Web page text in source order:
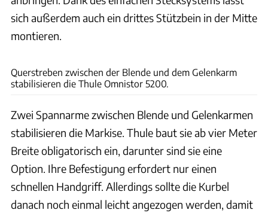
sich außerdem auch ein drittes Stützbein in der Mitte
montieren.
Querstreben zwischen der Blende und dem Gelenkarm
stabilisieren die Thule Omnistor 5200.
Zwei Spannarme zwischen Blende und Gelenkarmen
stabilisieren die Markise. Thule baut sie ab vier Meter
Breite obligatorisch ein, darunter sind sie eine
Option. Ihre Befestigung erfordert nur einen
schnellen Handgriff. Allerdings sollte die Kurbel
danach noch einmal leicht angezogen werden, damit